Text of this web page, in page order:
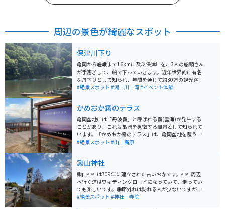
周辺の景色が綺麗なスポット
保津川下り
亀岡から嵯峨まで16kmに及ぶ保津川を、3人の船頭さん
が手漕ぎして、船で下っていきます。近年世界的に有名
な舟下りとして知られ、年間を通じて約30万の観光客が
訪れ、外国人もとても多いです。春は桜、初夏は新緑、
#絶景スポット #湖｜川｜滝#イベント体験
かめおか霧のテラス
亀岡盆地には「丹波霧」と呼ばれる霧(雲海)が発生する
ことがあり、これは亀岡を象徴する風景として知られて
います。「かめおか霧のテラス」は、亀岡盆地を覆う雲
海を一望できる場所で、2018年に開設されました。朝方
ングなども掲載されています。 亀岡ICから約10分で到着
します。少し幅の狭い山道を登る必要がありますが、周
辺にはゴルフ場もあったり、配達業の方も利用する道な
ので、比較的安心して絶景を楽しめます。
#絶景スポット #山｜高原
鍬山神社
鍬山神社は709年に建立された古いお寺です。神社周辺
へ行く道はワィディングロードになっていて、走ってい
ても楽しいです。季節外れは訪れる人が少ないですが、
紅葉が綺麗な神社ですので、秋が特にオススメです。
#絶景スポット #神社｜寺院